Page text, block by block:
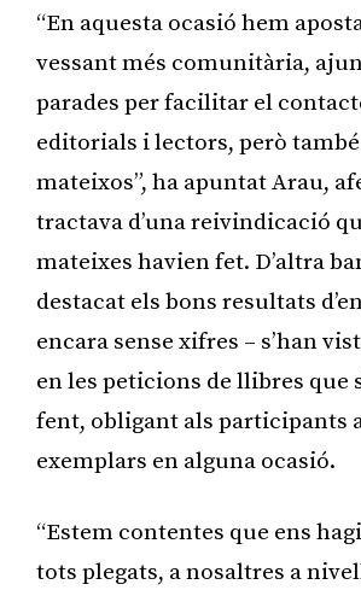
“En aquesta ocasió hem
vessant més comunitària,
parades per facilitar el
editorials i lectors, però
mateixos”, ha apuntat Arau,
tractava d’una reivindicació
mateixes havien fet. D’altra
destacat els bons resultats
encara sense xifres – s’han
en les peticions de llibres que
fent, obligant als participants
exemplars en alguna ocasió.
“Estem contentes que ens
tots plegats, a nosaltres a